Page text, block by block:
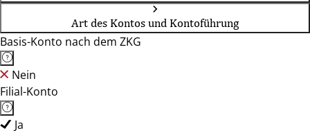
Art des Kontos und Kontoführung
Basis-Konto nach dem ZKG
Nein
Filial-Konto
Ja